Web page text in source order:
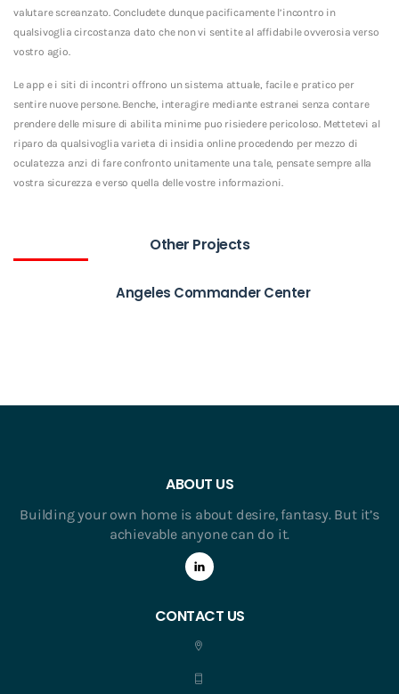
valutare screanzato. Concludete dunque pacificamente l’incontro in
qualsivoglia circostanza dato che non vi sentite al affidabile ovverosia verso
vostro agio.
Le app e i siti di incontri offrono un sistema attuale, facile e pratico per
sentire nuove persone. Benche, interagire mediante estranei senza contare
prendere delle misure di abilita minime puo risiedere pericoloso. Mettetevi al
riparo da qualsivoglia varieta di insidia online procedendo per mezzo di
oculatezza anzi di fare confronto unitamente una tale, pensate sempre alla
vostra sicurezza e verso quella delle vostre informazioni.
Other Projects
Angeles Commander Center
ABOUT US
Building your own home is about desire, fantasy. But it’s
achievable anyone can do it.
CONTACT US